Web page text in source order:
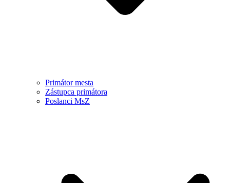
Primátor mesta
Zástupca primátora
Poslanci MsZ